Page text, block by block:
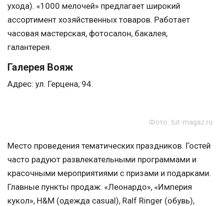
ухода). «1000 мелочей» предлагает широкий
ассортимент хозяйственных товаров. Работает
часовая мастерская, фотосалон, бакалея,
галантерея.
Галерея Вояж
Адрес: ул. Герцена, 94.
Фото: tut-magaz.ru
Место проведения тематических праздников. Гостей
часто радуют развлекательными программами и
красочными мероприятиями с призами и подарками.
Главные пункты продаж: «Леонардо», «Империя
кукол», H&M (одежда casual), Ralf Ringer (обувь),